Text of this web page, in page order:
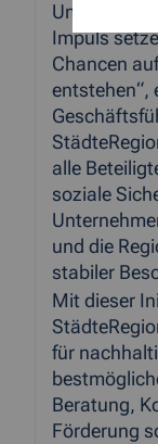
Impuls
Chancen
entstehen“,
alle
soziale
und die
stabiler
Mit dieser
für
Beratung,
Förderung